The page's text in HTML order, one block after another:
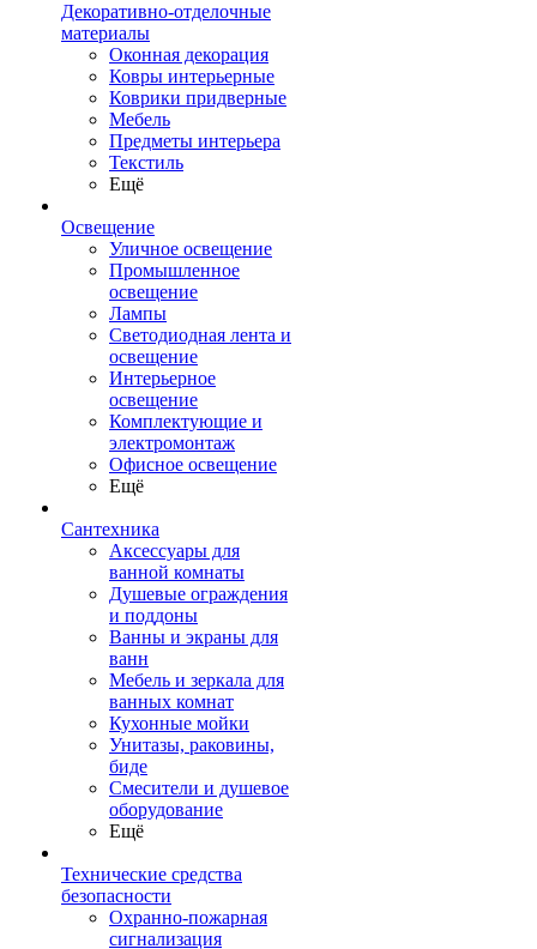
Декоративно-отделочные
материалы
Оконная декорация
Ковры интерьерные
Коврики придверные
Мебель
Предметы интерьера
Текстиль
Ещё
Освещение
Уличное освещение
Промышленное
освещение
Лампы
Светодиодная лента и
освещение
Интерьерное
освещение
Комплектующие и
электромонтаж
Офисное освещение
Ещё
Сантехника
Аксессуары для
ванной комнаты
Душевые ограждения
и поддоны
Ванны и экраны для
ванн
Мебель и зеркала для
ванных комнат
Кухонные мойки
Унитазы, раковины,
биде
Смесители и душевое
оборудование
Ещё
Технические средства
безопасности
Охранно-пожарная
сигнализация